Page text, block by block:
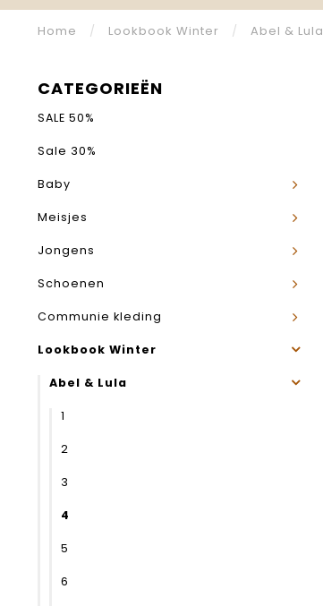
Home / Lookbook Winter / Abel & Lula
CATEGORIEËN
SALE 50%
Sale 30%
Baby
Meisjes
Jongens
Schoenen
Communie kleding
Lookbook Winter
Abel & Lula
1
2
3
4
5
6